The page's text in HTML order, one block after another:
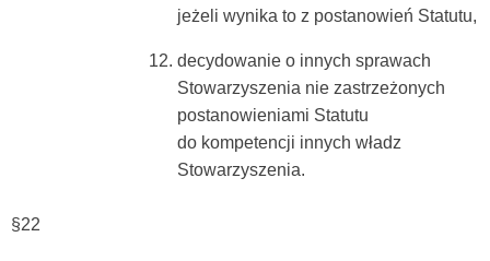
jeżeli wynika to z postanowień Statutu,
decydowanie o innych sprawach
Stowarzyszenia nie zastrzeżonych
postanowieniami Statutu
do kompetencji innych władz
Stowarzyszenia.
§22